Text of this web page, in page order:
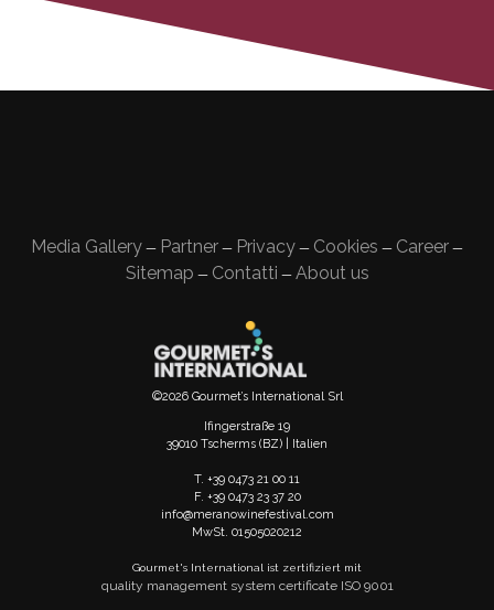
Media Gallery — Partner — Privacy — Cookies — Career —
Sitemap — Contatti — About us
©2026 Gourmet’s International Srl
Ifingerstraße 19
39010 Tscherms (BZ) | Italien
T. +39 0473 21 00 11
F. +39 0473 23 37 20
info@meranowinefestival.com
MwSt. 01505020212
Gourmet's International ist zertifiziert mit
quality management system certificate ISO 9001